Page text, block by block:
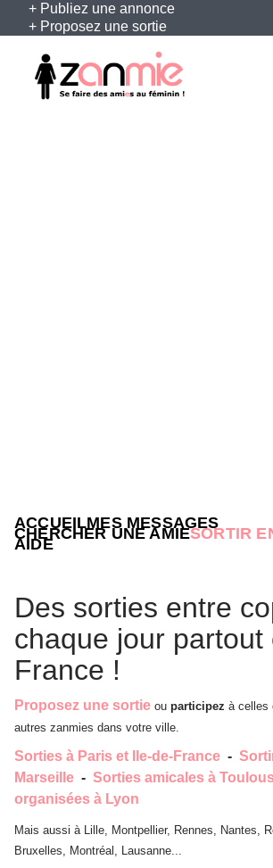
+ Publiez une annonce
+ Proposez une sortie
ACCUEILMES MESSAGES
CHERCHER UNE AMIESORTIR
AIDE
Des sorties entre
chaque jour partout
France !
Proposez une sortie ou participez à celles
autres zanmies dans votre ville.
Sorties à Paris et Ile-de-France -
Marseille - Sorties amicales à
organisées à Lyon
Mais aussi à Lille, Montpellier, Rennes, Nantes,
Bruxelles, Montréal, Lausanne...